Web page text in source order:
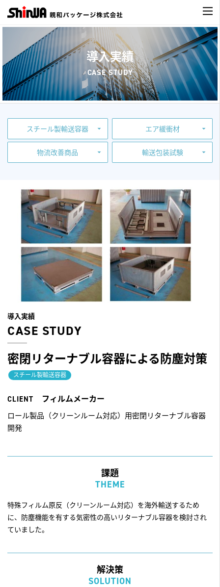
導入実績
CASE STUDY
スチール製輸送容器 エア緩衝材
物流改善商品 輸送包装試験
導入実績
CASE STUDY
密閉リターナブル容器による防塵対策
スチール製輸送容器
CLIENT フィルムメーカー
ロール製品（クリーンルーム対応）用密閉リターナブル容器
開発
課題
THEME
特殊フィルム原反（クリーンルーム対応）を海外輸送するため
に、防塵機能を有する気密性の高いリターナブル容器を検討され
ていました。
解決策
SOLUTION